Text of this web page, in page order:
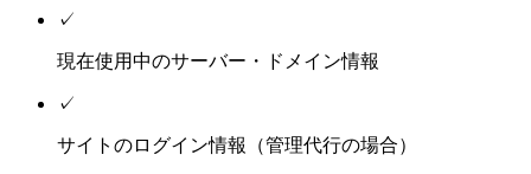
✓
現在使用中のサーバー・ドメイン情報
✓
サイトのログイン情報（管理代行の場合）